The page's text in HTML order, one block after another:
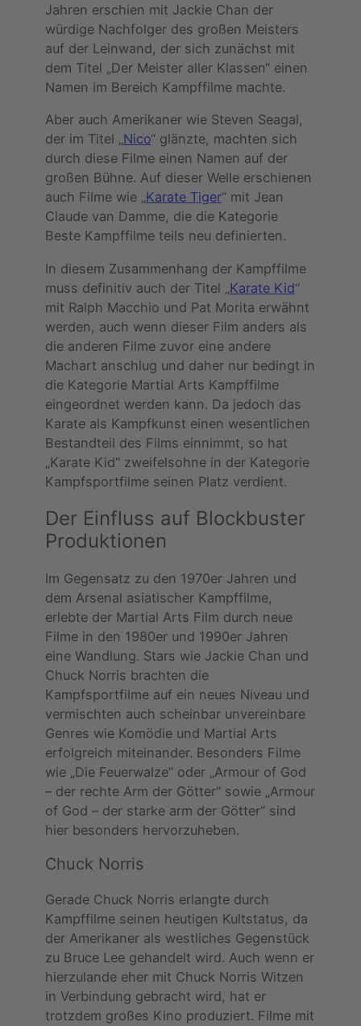
Jahren erschien mit Jackie Chan der
würdige Nachfolger des großen Meisters
auf der Leinwand, der sich zunächst mit
dem Titel „Der Meister aller Klassen“ einen
Namen im Bereich Kampffilme machte.
Aber auch Amerikaner wie Steven Seagal,
der im Titel „Nico“ glänzte, machten sich
durch diese Filme einen Namen auf der
großen Bühne. Auf dieser Welle erschienen
auch Filme wie „Karate Tiger“ mit Jean
Claude van Damme, die die Kategorie
Beste Kampffilme teils neu definierten.
In diesem Zusammenhang der Kampffilme
muss definitiv auch der Titel „Karate Kid“
mit Ralph Macchio und Pat Morita erwähnt
werden, auch wenn dieser Film anders als
die anderen Filme zuvor eine andere
Machart anschlug und daher nur bedingt in
die Kategorie Martial Arts Kampffilme
eingeordnet werden kann. Da jedoch das
Karate als Kampfkunst einen wesentlichen
Bestandteil des Films einnimmt, so hat
„Karate Kid“ zweifelsohne in der Kategorie
Kampfsportfilme seinen Platz verdient.
Der Einfluss auf Blockbuster
Produktionen
Im Gegensatz zu den 1970er Jahren und
dem Arsenal asiatischer Kampffilme,
erlebte der Martial Arts Film durch neue
Filme in den 1980er und 1990er Jahren
eine Wandlung. Stars wie Jackie Chan und
Chuck Norris brachten die
Kampfsportfilme auf ein neues Niveau und
vermischten auch scheinbar unvereinbare
Genres wie Komödie und Martial Arts
erfolgreich miteinander. Besonders Filme
wie „Die Feuerwalze“ oder „Armour of God
– der rechte Arm der Götter“ sowie „Armour
of God – der starke arm der Götter“ sind
hier besonders hervorzuheben.
Chuck Norris
Gerade Chuck Norris erlangte durch
Kampffilme seinen heutigen Kultstatus, da
der Amerikaner als westliches Gegenstück
zu Bruce Lee gehandelt wird. Auch wenn er
hierzulande eher mit Chuck Norris Witzen
in Verbindung gebracht wird, hat er
trotzdem großes Kino produziert. Filme mit